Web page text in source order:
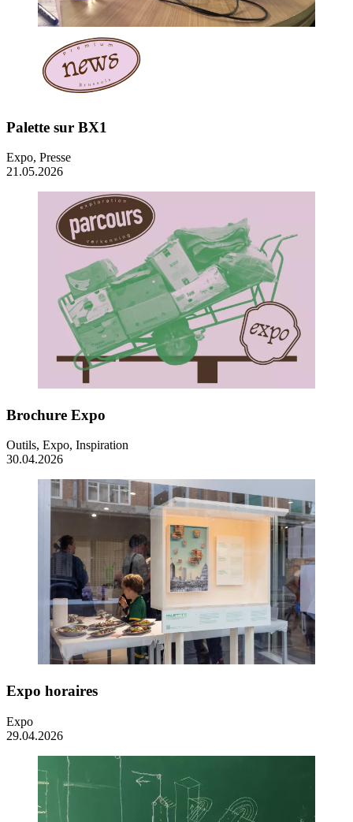
Palette sur BX1
Expo, Presse
21.05.2026
Brochure Expo
Outils, Expo, Inspiration
30.04.2026
Expo horaires
Expo
29.04.2026